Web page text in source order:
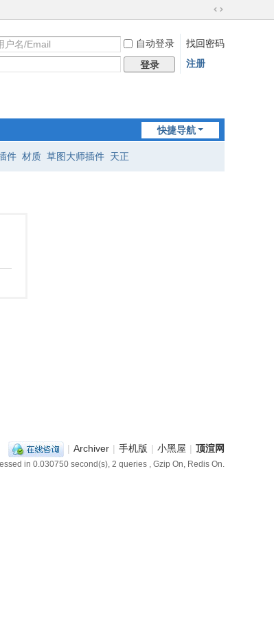
切
到
自动登录
找回密码
登录 注册
快捷导航
件 材质 草图大师插件 天正
| Archiver | 手机版 | 小黑屋 | 顶渲网
in 0.030750 second(s), 2 queries , Gzip On, Redis On.